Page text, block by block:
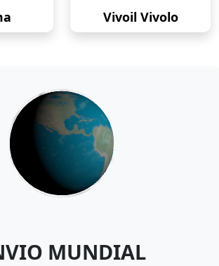
Vivoil Vivolo
MUNDIAL